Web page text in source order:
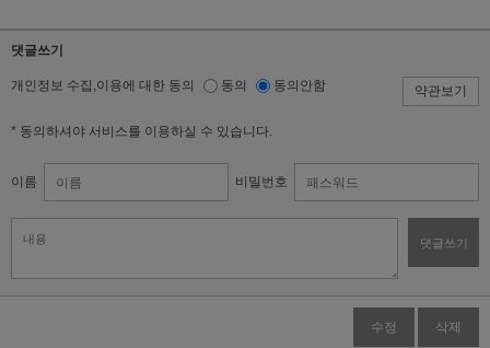
댓글쓰기
개인정보 수집,이용에 대한 동의 동의 동의안함 약관보기
* 동의하셔야 서비스를 이용하실 수 있습니다.
이름 비밀번호
댓글쓰기
수정 삭제